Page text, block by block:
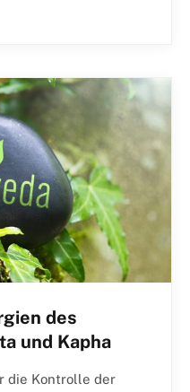
des
und Kapha
die Kontrolle der